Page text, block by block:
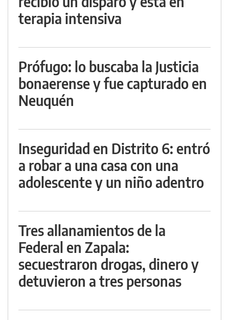
terapia intensiva
Prófugo: lo buscaba la Justicia
bonaerense y fue capturado en
Neuquén
Inseguridad en Distrito 6: entró
a robar a una casa con una
adolescente y un niño adentro
Tres allanamientos de la
Federal en Zapala:
secuestraron drogas, dinero y
detuvieron a tres personas